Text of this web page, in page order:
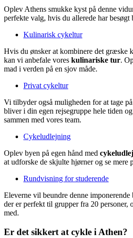
Oplev Athens smukke kyst på denne
perfekte valg, hvis du allerede har besøgt
Kulinarisk cykeltur
Hvis du ønsker at kombinere det græske
kan vi anbefale vores kulinariske tur.
mad i verden på en sjov måde.
Privat cykeltur
Vi tilbyder også muligheden for at tage
bliver i din egen rejsegruppe hele tiden
sammen med vores team.
Cykeludlejning
Oplev byen på egen hånd med
at udforske de skjulte hjørner og se mere
Rundvisning for studerende
Eleverne vil beundre denne imponerende
der er perfekt til grupper fra 20 personer,
med.
Er det sikkert at cykle i Athen?